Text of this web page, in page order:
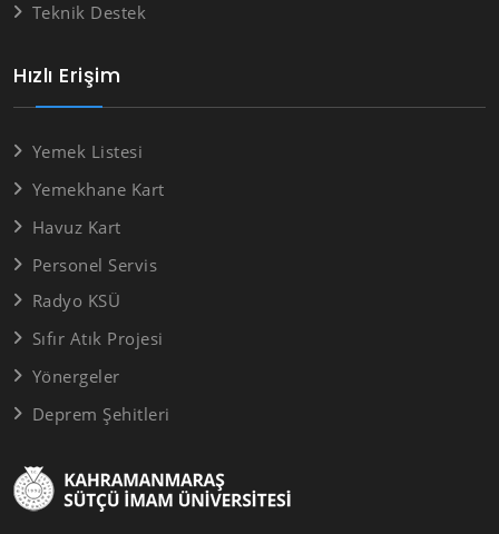
Hızlı Erişim
Yemek Listesi
Yemekhane Kart
Havuz Kart
Personel Servis
Radyo KSÜ
Sıfır Atık Projesi
Yönergeler
Deprem Şehitleri
Teknik Destek